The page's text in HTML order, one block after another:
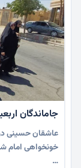
جاماندگان
عاشقان حسینی در
خونخواهی امام
…